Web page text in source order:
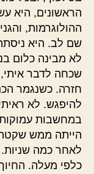
הראשונים, היא
ההולוגרמות,
שם לב. היא
לא מבינה כלום
שכחה לדבר
חזרה. כשנגמר
להיפגש. לא
במחשבות
הייתה ממש
לאחר כמה שניות.
כלפי מעלה.